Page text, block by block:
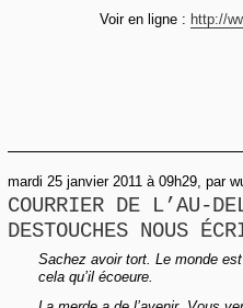
Voir en ligne : http://
mardi 25 janvier 2011 à 09h29, par
COURRIER DE L’AU-
DESTOUCHES NOUS
Sachez avoir tort. Le monde
cela qu’il écoeure.